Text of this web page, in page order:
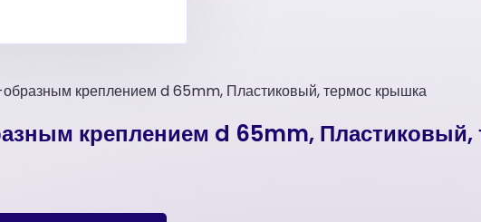
креплением d 65mm, Пластиковый, термос крышка
креплением d 65mm, Пластиковый,